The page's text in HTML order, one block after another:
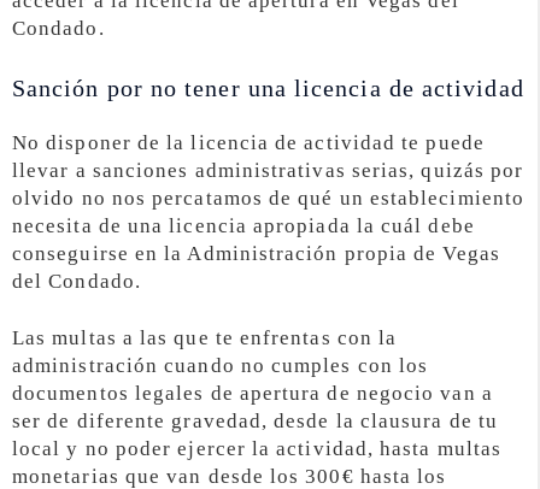
Condado.
Sanción por no tener una licencia de actividad
No disponer de la licencia de actividad te puede
llevar a sanciones administrativas serias, quizás por
olvido no nos percatamos de qué un establecimiento
necesita de una licencia apropiada la cuál debe
conseguirse en la Administración propia de Vegas
del Condado.
Las multas a las que te enfrentas con la
administración cuando no cumples con los
documentos legales de apertura de negocio van a
ser de diferente gravedad, desde la clausura de tu
local y no poder ejercer la actividad, hasta multas
monetarias que van desde los 300€ hasta los